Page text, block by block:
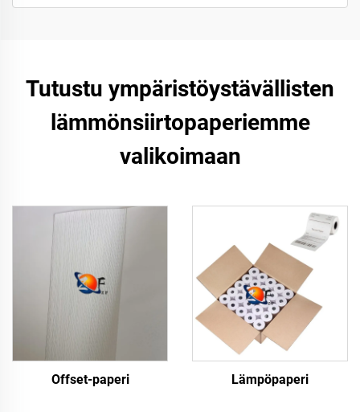
Tutustu ympäristöystävällisten
lämmönsiirtopaperiemme
valikoimaan
Offset-paperi Lämpöpaperi